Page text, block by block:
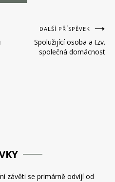
DALŠÍ PŘÍSPĚVEK
Spolužijící osoba a tzv.
společná domácnost
závěti se primárně odvíjí od